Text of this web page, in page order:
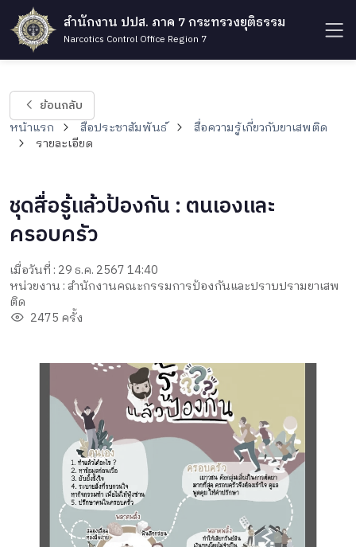
สำนักงาน ปปส. ภาค 7 กระทรวงยุติธรรม
Narcotics Control Office Region 7
ย้อนกลับ
หน้าแรก สื่อประชาสัมพันธ์
สื่อความรู้เกี่ยวกับยาเสพติด
รายละเอียด
ชุดสื่อรู้แล้วป้องกัน : ตนเองและ
ครอบครัว
เมื่อวันที่ : 29 ธ.ค. 2567 14:40
หน่วยงาน : สำนักงานคณะกรรมการป้องกันและปราบปรามยาเสพ
ติด
2475 ครั้ง